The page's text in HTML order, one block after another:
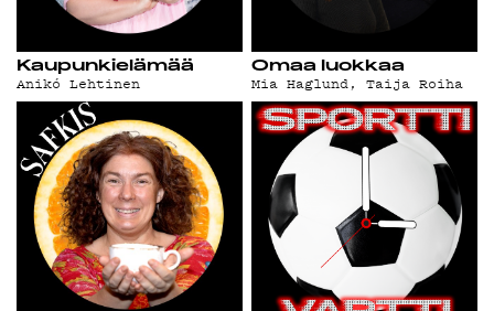
Kaupunkielämää
Anikó Lehtinen
Omaa luokkaa
Mia Haglund,Taija Roiha